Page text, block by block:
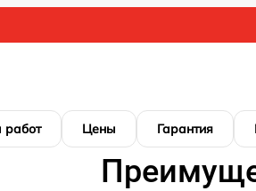
работ Цены Гарантия